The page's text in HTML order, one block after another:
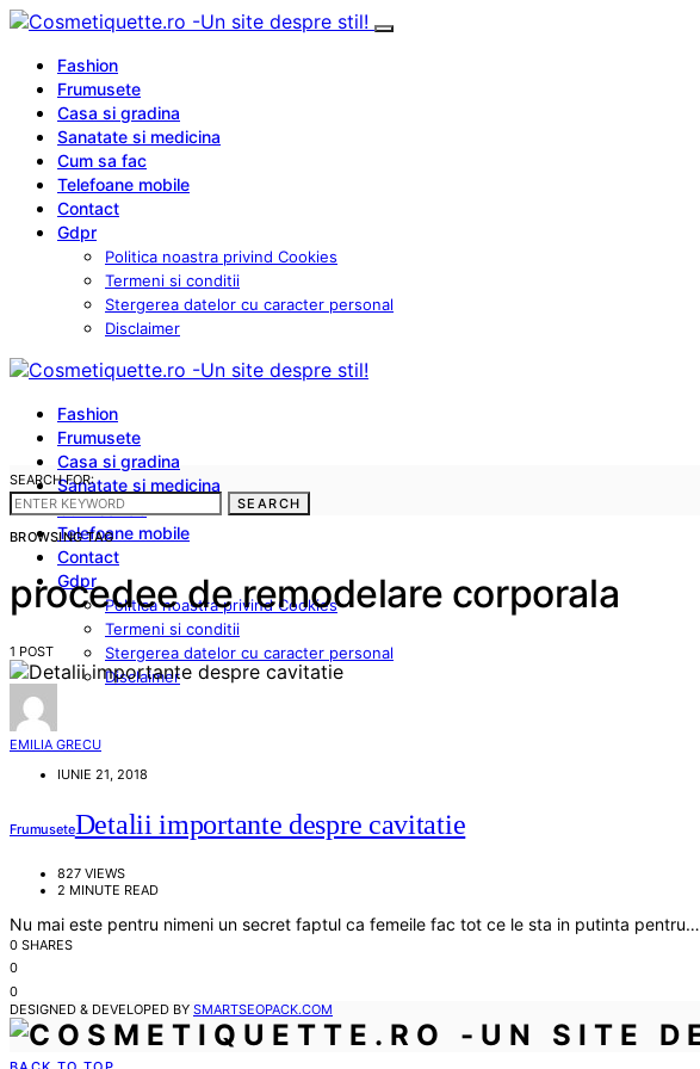
Fashion
Frumusete
Casa si gradina
Sanatate si medicina
Cum sa fac
Telefoane mobile
Contact
Gdpr
Politica noastra privind Cookies
Termeni si conditii
Stergerea datelor cu caracter personal
Disclaimer
Fashion
Frumusete
Casa si gradina
Sanatate si medicina
Cum sa fac
Telefoane mobile
Contact
Gdpr
Politica noastra privind Cookies
Termeni si conditii
Stergerea datelor cu caracter personal
Disclaimer
SEARCH FOR:
SEARCH
BROWSING TAG
procedee de remodelare corporala
1 POST
EMILIA GRECU
IUNIE 21, 2018
FrumuseteDetalii importante despre cavitatie
827 VIEWS
2 MINUTE READ
Nu mai este pentru nimeni un secret faptul ca femeile fac tot ce le sta in putinta pentru…
0 SHARES
0
0
DESIGNED & DEVELOPED BY SMARTSEOPACK.COM